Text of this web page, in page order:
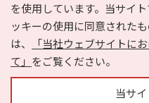
を使用しています。当サイ
ッキーの使用に同意された
は、
「当社ウェブサイトに
て」 をご覧ください。
当サ
e-NAVITA（イーナビタ）とは
利用規約
個人情報の取
サイトマップ
広告